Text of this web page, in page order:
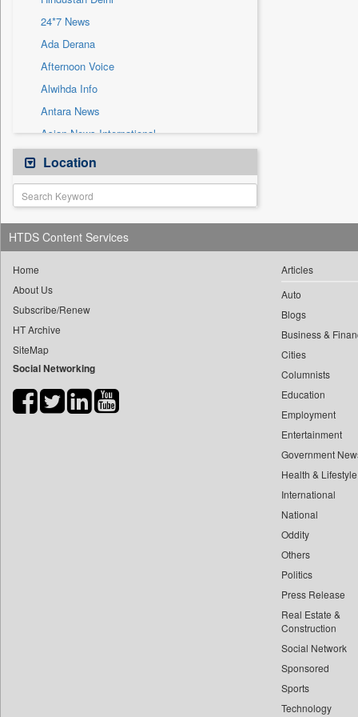
Sec
Solicitation
24*7 News
Ada Derana
Afternoon Voice
Alwihda Info
Antara News
Asian News International
Astro Devam
Australian Government News
Autox
Bis Research
Bana Africa Gossips
Bang Gaming
Bang Showbiz
Bang Tech
Bangladesh Business News
Bihar Times
Location
HTDS Content Services
Home
About Us
Subscribe/Renew
HT Archive
SiteMap
Social Networking
Articles
Auto
Blogs
Business &
Cities
Columnists
Education
Employment
Entertainment
Government
Health & Lifestyle
International
National
Oddity
Others
Politics
Press Release
Real Estate &
Construction
Social Network
Sponsored
Sports
Technology